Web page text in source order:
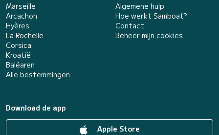
Marseille
Arcachon
Hyères
La Rochelle
Corsica
Kroatië
Baléaren
Alle bestemmingen
Algemene hulp
Hoe werkt Samboat?
Contact
Beheer mijn cookies
Download de app
Apple Store